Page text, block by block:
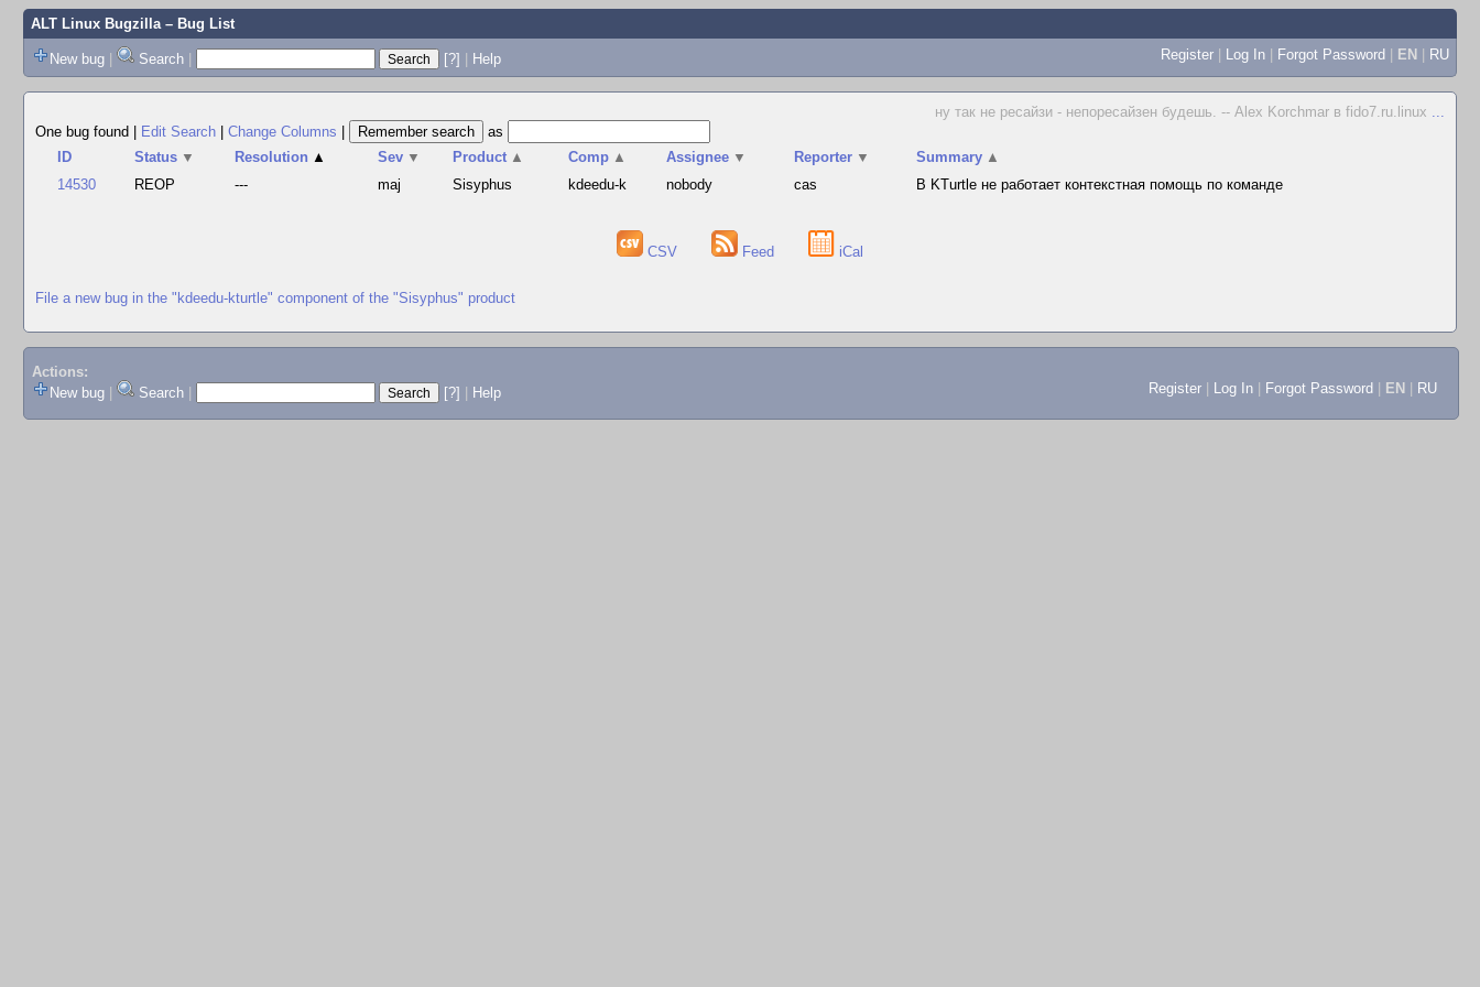
ALT Linux Bugzilla– Bug List
New bug | Search | [?] | Help Register | Log In | Forgot Password | EN | RU
ну так не ресайзи - непоресайзен будешь. -- Alex Korchmar в fido7.ru.linux ...
One bug found
Edit Search Change Columns
as
ID
Status ▼ Resolution ▲ Sev ▼ Product ▲ Comp ▲ Assignee ▼ Reporter ▼ Summary ▲
14530
REOP --- maj Sisyphus kdeedu-k nobody cas В KTurtle не работает контекстная помощь по команде
CSV Feed iCal
File a new bug in the "kdeedu-kturtle" component of the "Sisyphus" product
Actions:
New bug
Search [?] Help Register Log In Forgot Password EN RU